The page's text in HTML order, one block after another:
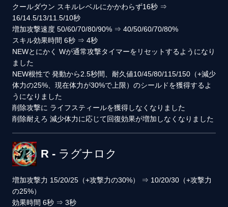
クールダウン スキルレベルにかかわらず16秒 ⇒
16/14.5/13/11.5/10秒
増加攻撃速度 50/60/70/80/90% ⇒ 40/50/60/70/80%
スキル効果時間 6秒 ⇒ 4秒
NEWとにかく Wが通常攻撃タイマーをリセットするようになり
ました
NEW根性で 発動から2.5秒間、耐久値10/45/80/115/150（+減少
体力の25%、現在体力が30%で上限）のシールドを獲得するよ
うになりました
削除攻撃に ライフスティールを獲得しなくなりました
削除耐えろ 減少体力に応じて回復効果が増加しなくなりました
R - ラグナロク
増加攻撃力 15/20/25（+攻撃力の30%） ⇒ 10/20/30（+攻撃力
の25%）
効果時間 6秒 ⇒ 3秒